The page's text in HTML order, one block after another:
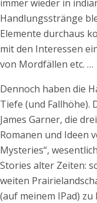
immer wieder in
Handlungsstränge
Elemente durchaus
mit den Interessen
von Mordfällen etc. …
Dennoch haben die
Tiefe (und Fallhöhe).
James Garner, die
Romanen und Ideen
Mysteries“,
Stories alter Zeiten:
weiten
(auf meinem IPad) zu